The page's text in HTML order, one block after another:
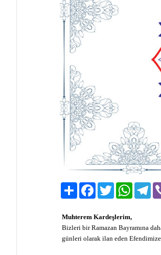
PaylaşFacebook
Twitter
Muhterem Kardeşlerim,
Bizleri bir Ramazan Bayramına
günleri olarak ilan eden